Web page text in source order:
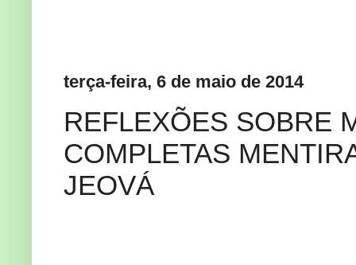
terça-feira, 6 de maio de 2014
REFLEXÕES SOBRE
COMPLETAS
JEOVÁ